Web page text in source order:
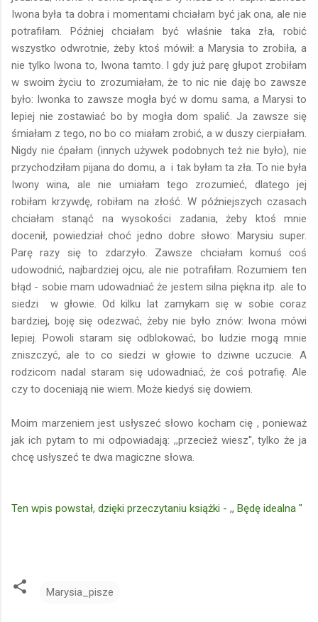
Iwona była ta dobra i momentami chciałam być jak ona, ale nie
potrafiłam. Później chciałam być właśnie taka zła, robić
wszystko odwrotnie, żeby ktoś mówił: a Marysia to zrobiła, a
nie tylko Iwona to, Iwona tamto. I gdy już parę głupot zrobiłam
w swoim życiu to zrozumiałam, że to nic nie daję bo zawsze
było: Iwonka to zawsze mogła być w domu sama, a Marysi to
lepiej nie zostawiać bo by mogła dom spalić. Ja zawsze się
śmiałam z tego, no bo co miałam zrobić, a w duszy cierpiałam.
Nigdy nie ćpałam (innych używek podobnych też nie było), nie
przychodziłam pijana do domu, a i tak byłam ta zła. To nie była
Iwony wina, ale nie umiałam tego zrozumieć, dlatego jej
robiłam krzywdę, robiłam na złość. W późniejszych czasach
chciałam stanąć na wysokości zadania, żeby ktoś mnie
docenił, powiedział choć jedno dobre słowo: Marysiu super.
Parę razy się to zdarzyło. Zawsze chciałam komuś coś
udowodnić, najbardziej ojcu, ale nie potrafiłam. Rozumiem ten
błąd - sobie mam udowadniać że jestem silna piękna itp. ale to
siedzi w głowie. Od kilku lat zamykam się w sobie coraz
bardziej, boję się odezwać, żeby nie było znów: Iwona mówi
lepiej. Powoli staram się odblokować, bo ludzie mogą mnie
zniszczyć, ale to co siedzi w głowie to dziwne uczucie. A
rodzicom nadal staram się udowadniać, że coś potrafię. Ale
czy to doceniają nie wiem. Może kiedyś się dowiem.
Moim marzeniem jest usłyszeć słowo kocham cię , ponieważ
jak ich pytam to mi odpowiadają: ,,przecież wiesz'', tylko że ja
chcę usłyszeć te dwa magiczne słowa.
Ten wpis powstał, dzięki przeczytaniu książki - ,, Będę idealna "
Marysia_pisze